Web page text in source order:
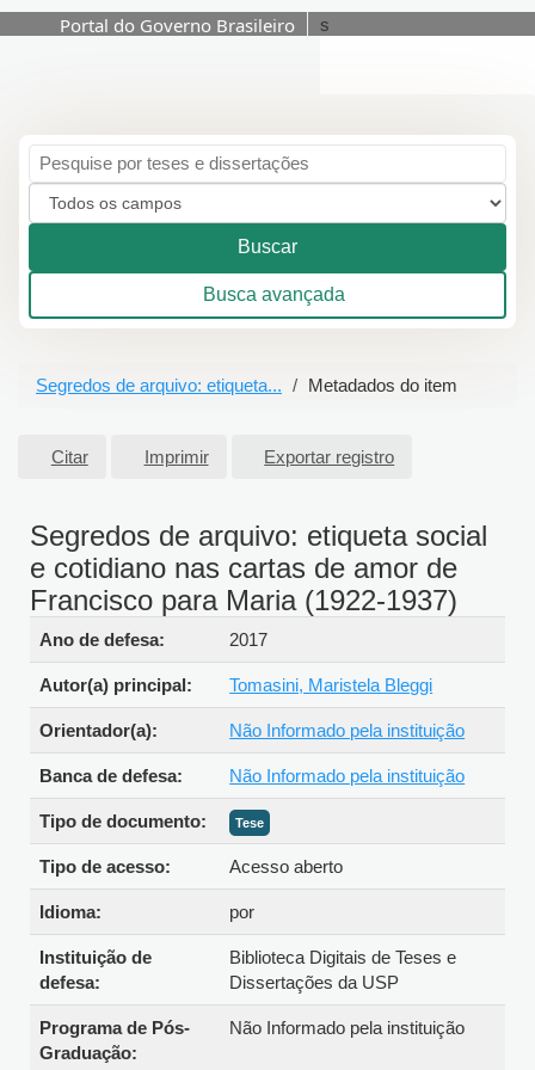
Portal do Governo Brasileiro
s
Buscar
Busca avançada
Segredos de arquivo: etiqueta... Metadados do item
Citar Imprimir Exportar registro
Segredos de arquivo: etiqueta social
e cotidiano nas cartas de amor de
Francisco para Maria (1922-1937)
Detalhes bibliográficos
Ano de defesa: 2017
Autor(a) principal: Tomasini, Maristela Bleggi
Orientador(a): Não Informado pela instituição
Banca de defesa: Não Informado pela instituição
Tipo de documento: Tese
Tipo de acesso: Acesso aberto
Idioma: por
Instituição de
defesa:
Biblioteca Digitais de Teses e
Dissertações da USP
Programa de Pós-
Graduação:
Não Informado pela instituição